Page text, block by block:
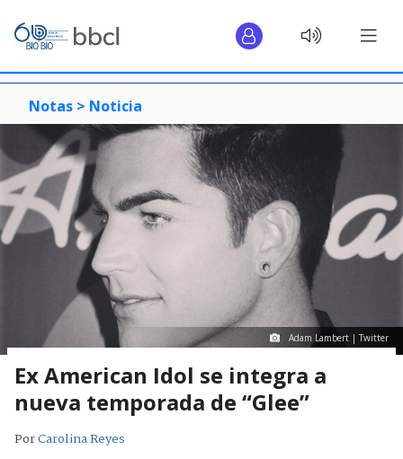
Notas > Noticia
Adam Lambert | Twitter
Ex American Idol se integra a
nueva temporada de “Glee”
PorCarolina Reyes